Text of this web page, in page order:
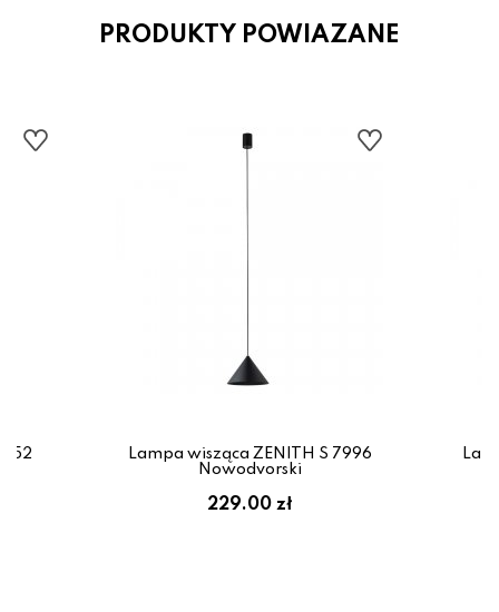
PRODUKTY POWIAZANE
Lampa wisząca ZENITH S 7996
Nowodvorski
229.00 zł